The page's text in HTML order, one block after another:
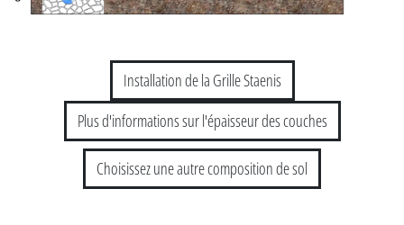
Installation de la Grille Staenis
Plus d'informations sur l'épaisseur des couches
Choisissez une autre composition de sol